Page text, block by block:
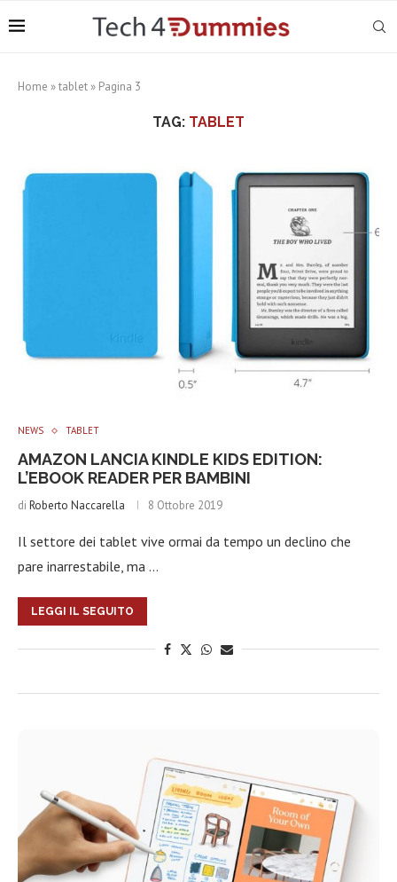
Home »tablet » Pagina 3
TAG: TABLET
NEWS TABLET
AMAZON LANCIA KINDLE KIDS EDITION:
L’EBOOK READER PER BAMBINI
di Roberto Naccarella 8 Ottobre 2019
Il settore dei tablet vive ormai da tempo un declino che
pare inarrestabile, ma …
LEGGI IL SEGUITO